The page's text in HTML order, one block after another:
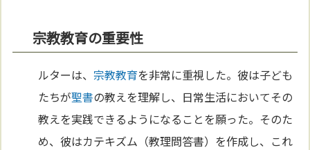
宗教教育の重要性
ルターは、 宗教教育を非常に重視した。彼は子ども
たちが聖書の教えを理解し、日常生活においてその
教えを実践できるようになることを願った。そのた
め、彼はカテキズム（教理問答書）を作成し、これ